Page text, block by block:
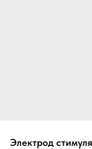
Электрод